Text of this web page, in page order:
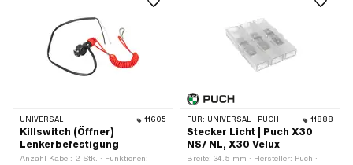
UNIVERSAL 11605
Killswitch (Öffner)
Lenkerbefestigung
Anzahl Kabel: 2 Stk. · Funktionen:
FÜR: UNIVERSAL · PUCH 11888
Stecker Licht | Puch X30
NS/ NL, X30 Velux
Breite: 34.5 mm · Hersteller: Puch ·